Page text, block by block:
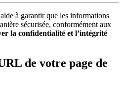
à garantir que les informations
sécurisée, conformément aux
la confidentialité et l’intégrité
de votre page de